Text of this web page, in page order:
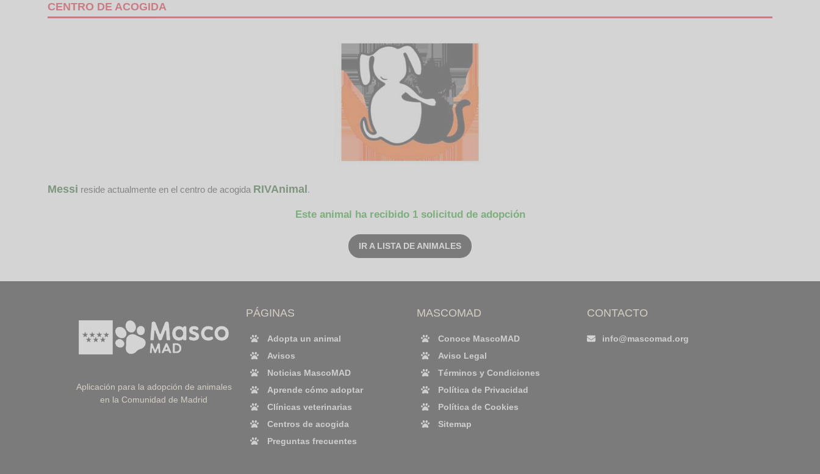
CENTRO DE ACOGIDA
Messi reside actualmente en el centro de acogida RIVAnimal .
Este animal ha recibido 1 solicitud de adopción
IR A LISTA DE ANIMALES
Aplicación para la adopción de animales
en la Comunidad de Madrid
PÁGINAS
Adopta un animal
Avisos
Noticias MascoMAD
Aprende cómo adoptar
Clínicas veterinarias
Centros de acogida
Preguntas frecuentes
MASCOMAD
Conoce MascoMAD
Aviso Legal
Términos y Condiciones
Política de Privacidad
Política de Cookies
Sitemap
CONTACTO
info@mascomad.org